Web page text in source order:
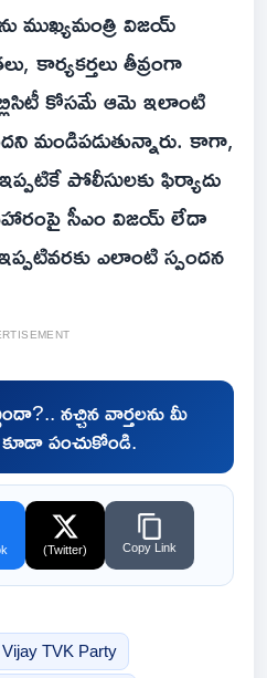
ముఖ్యమంత్రి విజయ్
కార్యకర్తలు తీవ్రంగా
కోసమే ఆమె ఇలాంటి
మండిపడుతున్నారు. కాగా,
పోలీసులకు ఫిర్యాదు
సీఎం విజయ్ లేదా
ఎలాంటి స్పందన
నచ్చిన వార్తలను మీ
పంచుకోండి.
(Twitter) Copy Link
Vijay TVK Party